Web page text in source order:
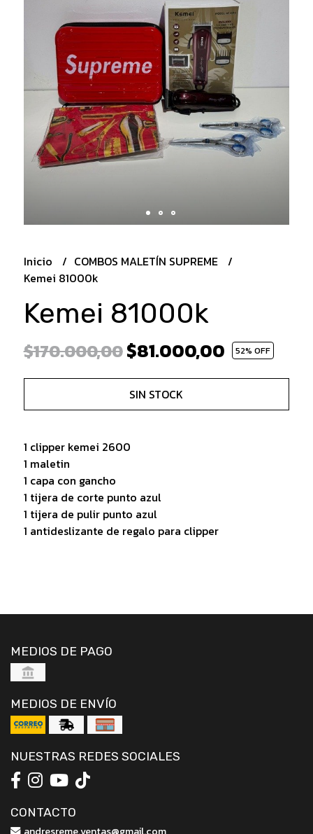
Inicio
COMBOS MALETÍN SUPREME
Kemei 81000k
Kemei 81000k
$170.000,00$81.000,00 52% OFF
SIN STOCK
1 clipper kemei 2600
1 maletin
1 capa con gancho
1 tijera de corte punto azul
1 tijera de pulir punto azul
1 antideslizante de regalo para clipper
MEDIOS DE PAGO
MEDIOS DE ENVÍO
NUESTRAS REDES SOCIALES
CONTACTO